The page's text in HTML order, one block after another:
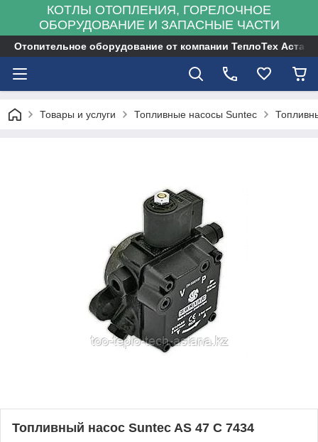
КОТЛЫ ОТОПЛЕНИЯ, ГОРЕЛОЧНОЕ
ОБОРУДОВАНИЕ И ЗАПАСНЫЕ ЧАСТИ
Отопительное оборудование от компании ТеплоТех Астана
Товары и услуги Топливные насосы Suntec
Топливный насос Suntec AS 47 С 7434